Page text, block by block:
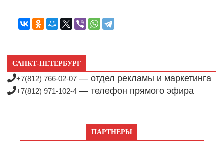
САНКТ-ПЕТЕРБУРГ
+7(812) 766-02-07 — отдел рекламы и маркетинга
+7(812) 971-102-4 — телефон прямого эфира
ПАРТНЕРЫ